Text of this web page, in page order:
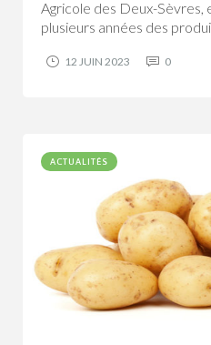
Agricole des Deux-
plusieurs années des
12 JUIN 2023 0
ACTUALITÉS